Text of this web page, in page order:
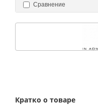
Сравнение
Кратко о товаре